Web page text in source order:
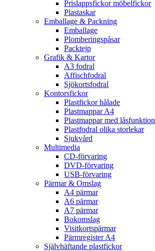
Prislappsfickor möbelfickor
Plastaskar
Emballage & Packning
Emballage
Plomberingspåsar
Packtejp
Grafik & Kartor
A3 fodral
Affischfodral
Sjökortsfodral
Kontorsfickor
Plastfickor hålade
Plastmappar A4
Plastmappar med låsfunktion
Plastfodral olika storlekar
Sjukvård
Multimedia
CD-förvaring
DVD-förvaring
USB-förvaring
Pärmar & Omslag
A4 pärmar
A6 pärmar
A7 pärmar
Bokomslag
Visitkortspärmar
Pärmregister A4
Självhäftande plastfickor